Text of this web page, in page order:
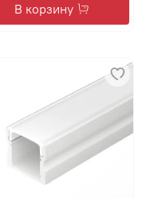
В корзину